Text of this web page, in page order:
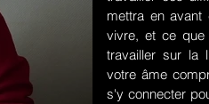
mettra en
vivre, et ce que
travailler sur la
votre âme
s'y connecter